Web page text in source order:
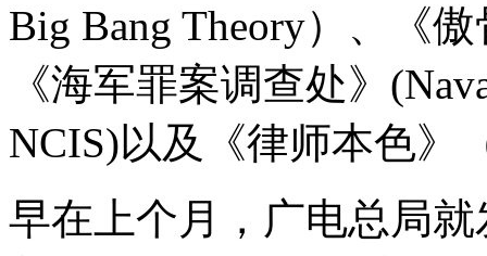
Big Bang Theory）、《
《海军罪案调查处》
NCIS)以及《律师本色》
早在上个月，广电总局